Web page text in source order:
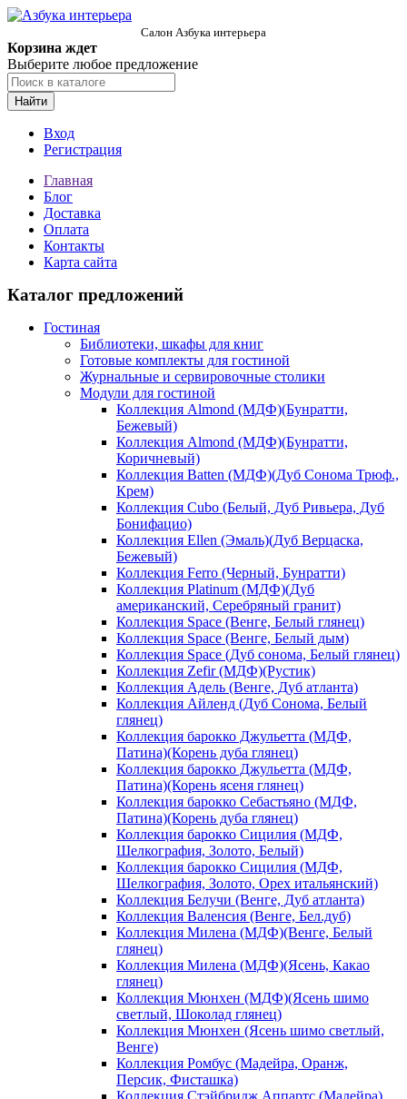
Салон Азбука интерьера
Корзина ждет
Выберите любое предложение
Найти
Вход
Регистрация
Главная
Блог
Доставка
Оплата
Контакты
Карта сайта
Каталог предложений
Гостиная
Библиотеки, шкафы для книг
Готовые комплекты для гостиной
Журнальные и сервировочные столики
Модули для гостиной
Коллекция Almond (МДФ)(Бунратти,
Бежевый)
Коллекция Almond (МДФ)(Бунратти,
Коричневый)
Коллекция Batten (МДФ)(Дуб Сонома Трюф.,
Крем)
Коллекция Cubo (Белый, Дуб Ривьера, Дуб
Бонифацио)
Коллекция Ellen (Эмаль)(Дуб Верцаска,
Бежевый)
Коллекция Ferro (Черный, Бунратти)
Коллекция Platinum (МДФ)(Дуб
американский, Серебряный гранит)
Коллекция Space (Венге, Белый глянец)
Коллекция Space (Венге, Белый дым)
Коллекция Space (Дуб сонома, Белый глянец)
Коллекция Zefir (МДФ)(Рустик)
Коллекция Адель (Венге, Дуб атланта)
Коллекция Айленд (Дуб Сонома, Белый
глянец)
Коллекция барокко Джульетта (МДФ,
Патина)(Корень дуба глянец)
Коллекция барокко Джульетта (МДФ,
Патина)(Корень ясеня глянец)
Коллекция барокко Себастьяно (МДФ,
Патина)(Корень дуба глянец)
Коллекция барокко Сицилия (МДФ,
Шелкография, Золото, Белый)
Коллекция барокко Сицилия (МДФ,
Шелкография, Золото, Орех итальянский)
Коллекция Белучи (Венге, Дуб атланта)
Коллекция Валенсия (Венге, Бел.дуб)
Коллекция Милена (МДФ)(Венге, Белый
глянец)
Коллекция Милена (МДФ)(Ясень, Какао
глянец)
Коллекция Мюнхен (МДФ)(Ясень шимо
светлый, Шоколад глянец)
Коллекция Мюнхен (Ясень шимо светлый,
Венге)
Коллекция Ромбус (Мадейра, Оранж,
Персик, Фисташка)
Коллекция Стэйбридж Аппартс (Мадейра)